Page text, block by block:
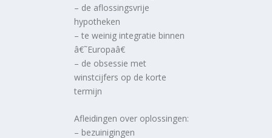
– de aflossingsvrije
hypotheken
– te weinig integratie binnen
â€˜Europaâ€
– de obsessie met
winstcijfers op de korte
termijn
Afleidingen over oplossingen:
– bezuinigingen